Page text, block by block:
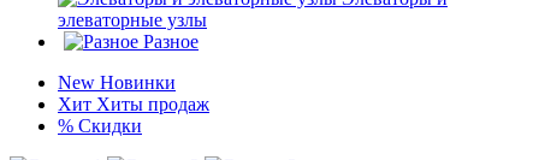
элеваторные узлы
Разное
New Новинки
Хит Хиты продаж
% Скидки